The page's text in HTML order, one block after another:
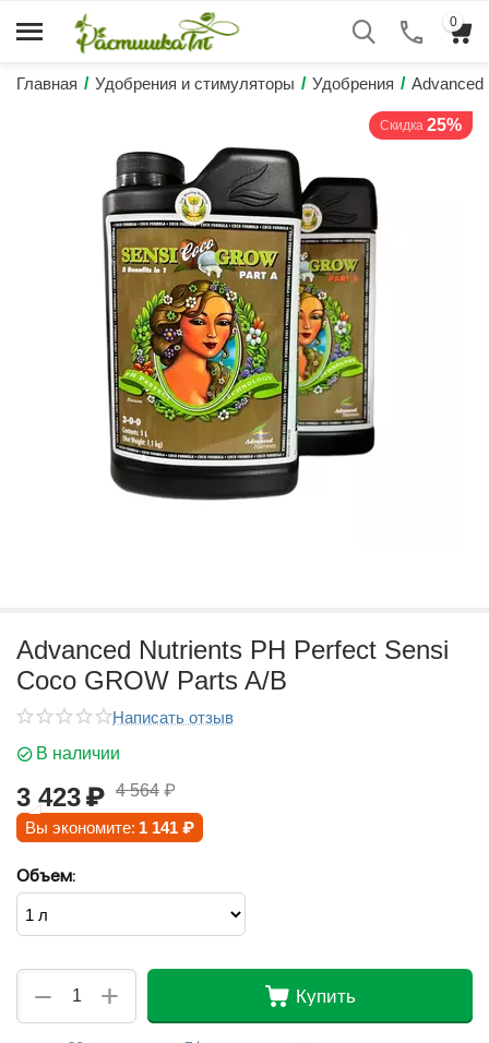
0
Главная / Удобрения и стимуляторы / Удобрения /
Скидка 25%
Advanced Nutrients PH Perfect Sensi
Coco GROW Parts A/B
Написать отзыв
В наличии
3 423₽ 4 564 ₽
Вы экономите: 1 141 ₽
Объем:
+
− Купить